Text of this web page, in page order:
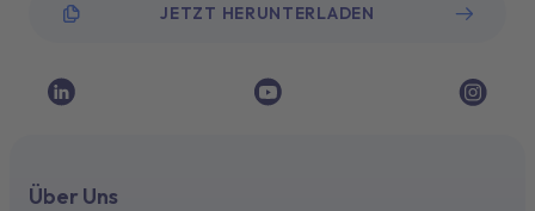
JETZT HERUNTERLADEN
Über Uns